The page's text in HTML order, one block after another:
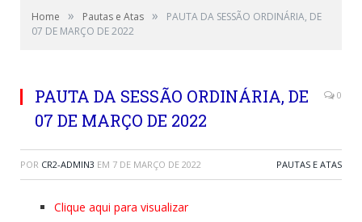
Home » Pautas e Atas »
PAUTA DA SESSÃO ORDINÁRIA, DE
07 DE MARÇO DE 2022
PAUTA DA SESSÃO ORDINÁRIA, DE
07 DE MARÇO DE 2022
0
POR CR2-ADMIN3 EM 7 DE MARÇO DE 2022 PAUTAS E ATAS
Clique aqui para visualizar